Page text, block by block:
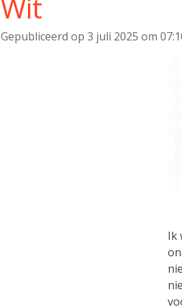
Wit
Gepubliceerd op 3 juli 2025 om
Ik